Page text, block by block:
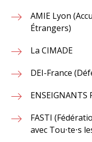
AMIE Lyon
Étrangers)
La CIMADE
DEI-France
ENSEIGNANTS
FASTI
avec Tou⋅te⋅s